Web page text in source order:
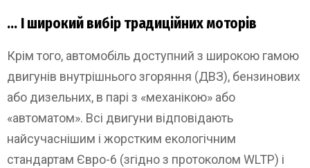
… І широкий вибір традиційних моторів
Крім того, автомобіль доступний з широкою гамою
двигунів внутрішнього згоряння (ДВЗ), бензинових
або дизельних, в парі з «механікою» або
«автоматом». Всі двигуни відповідають
найсучаснішим і жорстким екологічним
стандартам Євро-6 (згідно з протоколом WLTP) і